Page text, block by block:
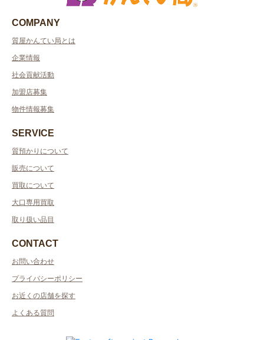
COMPANY
質屋かんてい局とは
企業情報
社会貢献活動
加盟店募集
物件情報募集
SERVICE
質預かりについて
販売について
買取について
大口専用買取
取り扱い品目
CONTACT
お問い合わせ
プライバシーポリシー
お近くの店舗を探す
よくある質問